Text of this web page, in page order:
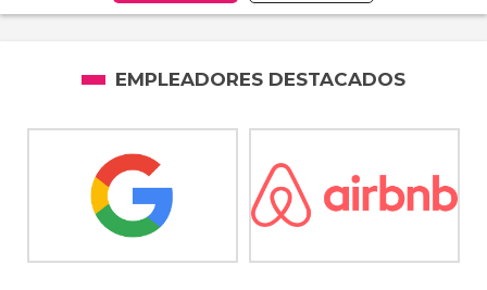
EMPLEADORES DESTACADOS